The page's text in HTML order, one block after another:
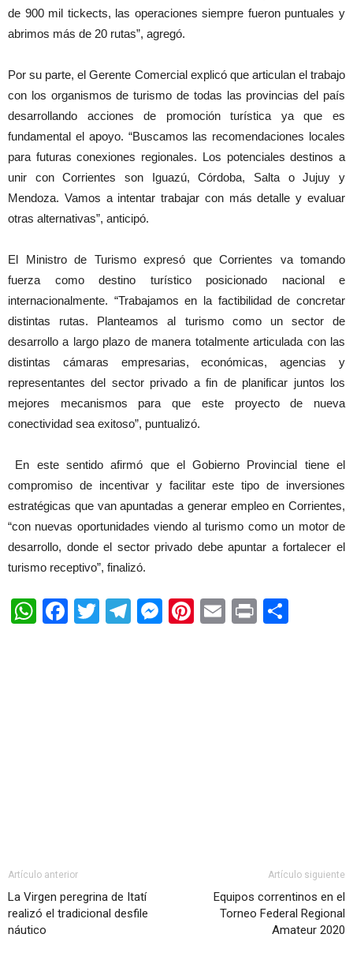
de 900 mil tickects, las operaciones siempre fueron puntuales y
abrimos más de 20 rutas”, agregó.
Por su parte, el Gerente Comercial explicó que articulan el trabajo
con los organismos de turismo de todas las provincias del país
desarrollando acciones de promoción turística ya que es
fundamental el apoyo. “Buscamos las recomendaciones locales
para futuras conexiones regionales. Los potenciales destinos a
unir con Corrientes son Iguazú, Córdoba, Salta o Jujuy y
Mendoza. Vamos a intentar trabajar con más detalle y evaluar
otras alternativas”, anticipó.
El Ministro de Turismo expresó que Corrientes va tomando
fuerza como destino turístico posicionado nacional e
internacionalmente. “Trabajamos en la factibilidad de concretar
distintas rutas. Planteamos al turismo como un sector de
desarrollo a largo plazo de manera totalmente articulada con las
distintas cámaras empresarias, económicas, agencias y
representantes del sector privado a fin de planificar juntos los
mejores mecanismos para que este proyecto de nueva
conectividad sea exitoso”, puntualizó.
En este sentido afirmó que el Gobierno Provincial tiene el
compromiso de incentivar y facilitar este tipo de inversiones
estratégicas que van apuntadas a generar empleo en Corrientes,
“con nuevas oportunidades viendo al turismo como un motor de
desarrollo, donde el sector privado debe apuntar a fortalecer el
turismo receptivo”, finalizó.
WhatsApp
Facebook
TwitterTelegram
Messenger
Pinterest
EmailPrint
Artículo anterior
La Virgen peregrina de Itatí
realizó el tradicional desfile
náutico
Artículo siguiente
Equipos correntinos en el
Torneo Federal Regional
Amateur 2020